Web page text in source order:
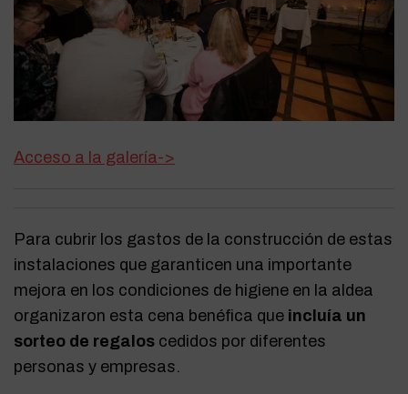
Acceso a la galería->
Para cubrir los gastos de la construcción de estas
instalaciones que garanticen una importante
mejora en los condiciones de higiene en la aldea
organizaron esta cena benéfica que incluía un
sorteo de regalos cedidos por diferentes
personas y empresas.